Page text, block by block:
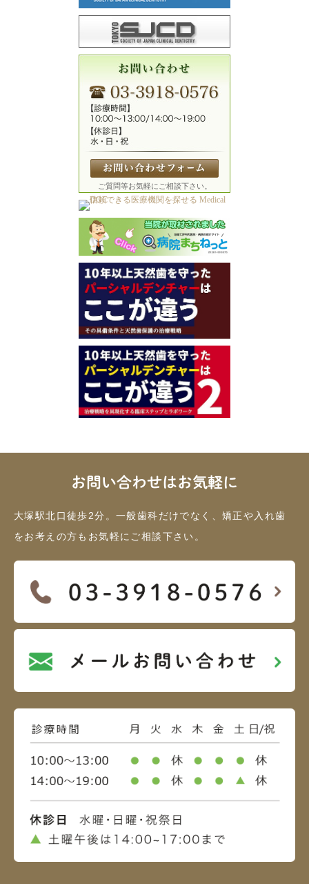
ご質問等お気軽にご相談下さい。
お問い合わせはお気軽に
大塚駅北口徒歩2分。一般歯科だけでなく、矯正や入れ歯
をお考えの方もお気軽にご相談下さい。